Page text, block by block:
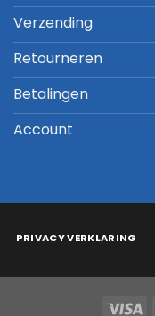
Verzending
Retourneren
Betalingen
Account
PRIVACY VERKLARING